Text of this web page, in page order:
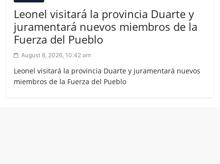
Leonel visitará la provincia Duarte y
juramentará nuevos miembros de la
Fuerza del Pueblo
August 8, 2026, 10:42 am
Leonel visitará la provincia Duarte y juramentará nuevos
miembros de la Fuerza del Pueblo